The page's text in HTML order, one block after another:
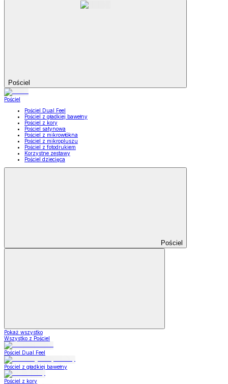
Pościel
Pościel
Pościel Dual Feel
Pościel z gładkiej bawełny
Pościel z kory
Pościel satynowa
Pościel z mikrowłókna
Pościel z mikropluszu
Pościel z fotodrukiem
Korzystne zestawy
Pościel dziecięca
Pościel
Pokaż wszystko
Wszystko z Pościel
Pościel Dual Feel
Pościel z gładkiej bawełny
Pościel z kory